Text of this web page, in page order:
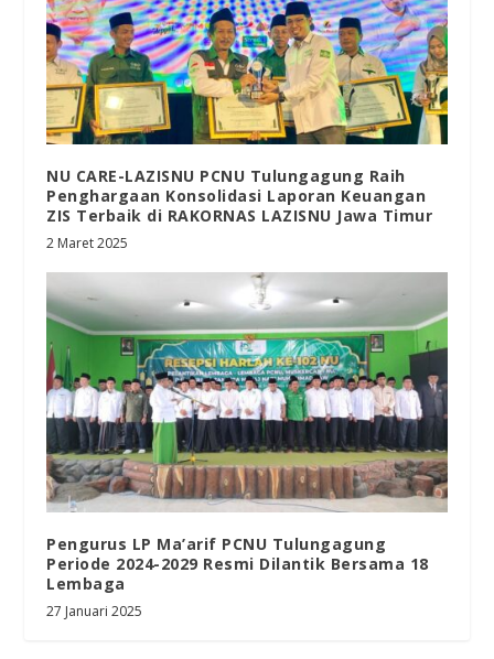
NU CARE-LAZISNU PCNU Tulungagung Raih
Penghargaan Konsolidasi Laporan Keuangan
ZIS Terbaik di RAKORNAS LAZISNU Jawa Timur
2 Maret 2025
Pengurus LP Ma’arif PCNU Tulungagung
Periode 2024-2029 Resmi Dilantik Bersama 18
Lembaga
27 Januari 2025